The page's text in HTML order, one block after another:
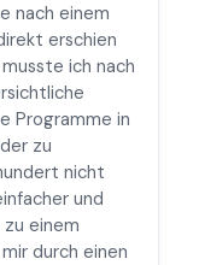
nach einem
erschien
ich nach
Programme in
zu
nicht
und
einem
durch einen